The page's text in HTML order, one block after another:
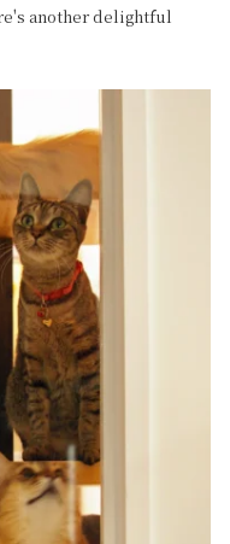
another delightful